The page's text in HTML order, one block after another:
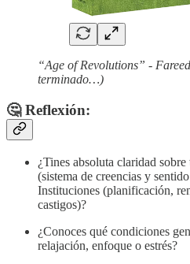
“Age of Revolutions” -
terminado…)
🤔Reflexión:
¿Tines absoluta claridad
(sistema de creencias y
Instituciones (planificación,
castigos)?
¿Conoces qué condiciones
relajación, enfoque o estrés?